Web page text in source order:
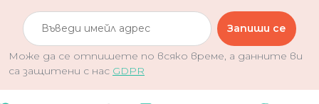
Запиши се
Може да се отпишете по всяко време, а данните ви
са защитени с нас GDPR